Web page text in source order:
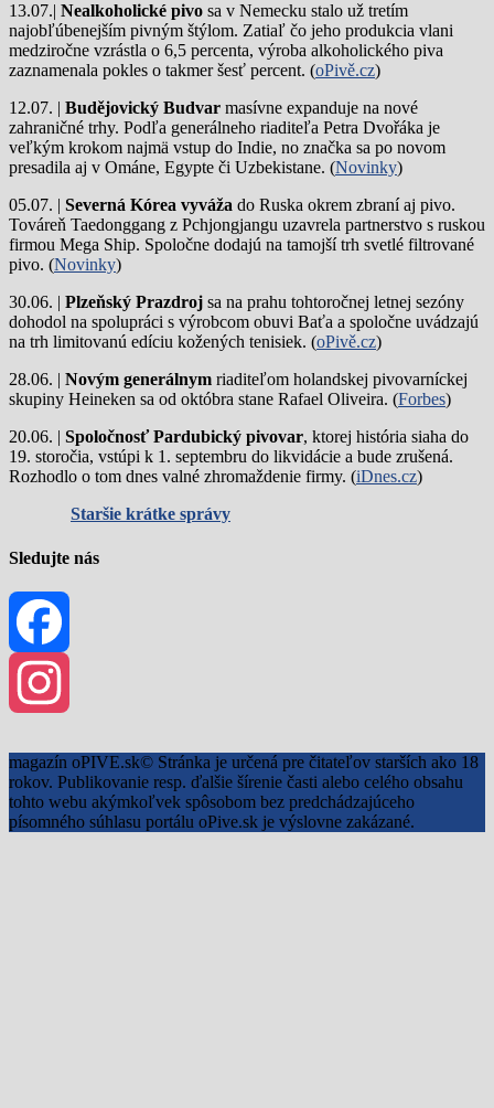
13.07.| Nealkoholické pivo sa v Nemecku stalo už tretím
najobľúbenejším pivným štýlom. Zatiaľ čo jeho produkcia vlani
medziročne vzrástla o 6,5 percenta, výroba alkoholického piva
zaznamenala pokles o takmer šesť percent. (oPivě.cz)
12.07. | Budějovický Budvar masívne expanduje na nové
zahraničné trhy. Podľa generálneho riaditeľa Petra Dvořáka je
veľkým krokom najmä vstup do Indie, no značka sa po novom
presadila aj v Ománe, Egypte či Uzbekistane. (Novinky)
05.07. | Severná Kórea vyváža do Ruska okrem zbraní aj pivo.
Továreň Taedonggang z Pchjongjangu uzavrela partnerstvo s ruskou
firmou Mega Ship. Spoločne dodajú na tamojší trh svetlé filtrované
pivo. (Novinky)
30.06. | Plzeňský Prazdroj sa na prahu tohtoročnej letnej sezóny
dohodol na spolupráci s výrobcom obuvi Baťa a spoločne uvádzajú
na trh limitovanú edíciu kožených tenisiek. (oPivě.cz)
28.06. | Novým generálnym riaditeľom holandskej pivovarníckej
skupiny Heineken sa od októbra stane Rafael Oliveira. (Forbes)
20.06. | Spoločnosť Pardubický pivovar, ktorej história siaha do
19. storočia, vstúpi k 1. septembru do likvidácie a bude zrušená.
Rozhodlo o tom dnes valné zhromaždenie firmy. (iDnes.cz)
Staršie krátke správy
Sledujte nás
Facebook
magazín oPIVE.sk© Stránka je určená pre čitateľov starších ako 18
rokov. Publikovanie resp. ďalšie šírenie časti alebo celého obsahu
tohto webu akýmkoľvek spôsobom bez predchádzajúceho
písomného súhlasu portálu oPive.sk je výslovne zakázané.